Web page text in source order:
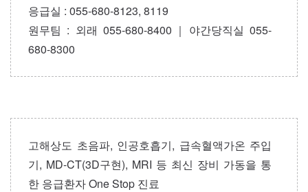
응급실 : 055-680-8123, 8119
원무팀 : 외래 055-680-8400｜야간당직실 055-
680-8300
고해상도 초음파, 인공호흡기, 급속혈액가온 주입
기, MD-CT(3D구현), MRI 등 최신 장비 가동을 통
한 응급환자 One Stop 진료